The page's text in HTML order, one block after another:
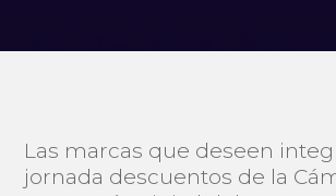
Las marcas que deseen
jornada descuentos de la